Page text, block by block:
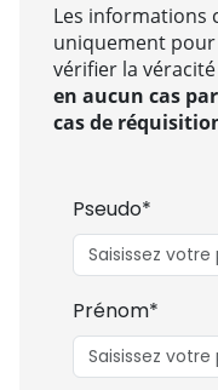
Les informations
uniquement
vérifier la
en aucun cas
cas de
Pseudo*
Prénom*